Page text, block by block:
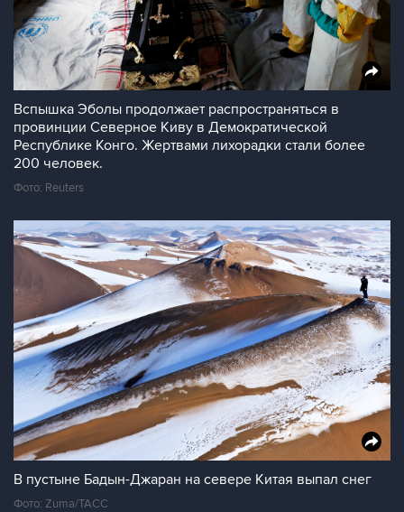
Вспышка Эболы продолжает распространяться в
провинции Северное Киву в Демократической
Республике Конго. Жертвами лихорадки стали более
200 человек.
Фото: Reuters
В пустыне Бадын-Джаран на севере Китая выпал снег
Фото: Zuma/ТАСС